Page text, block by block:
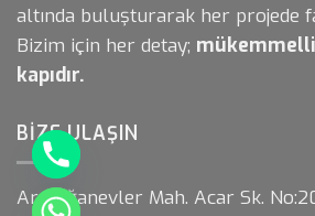
altında buluşturarak her projede
Bizim için her detay;
kapıdır.
BIZE ULAŞIN
Armağanevler Mah. Acar Sk.